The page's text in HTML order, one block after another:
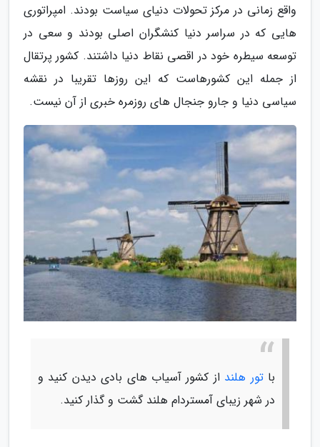
واقع زمانی در مرکز تحولات دنیای سیاست بودند. امپراتوری
هایی که در سراسر دنیا کنشگران اصلی بودند و سعی در
توسعه سیطره خود در اقصی نقاط دنیا داشتند. کشور پرتقال
از جمله این کشورهاست که این روزها تقریبا در نقشه
سیاسی دنیا و جارو جنجال های روزمره خبری از آن نیست.
باتور هلند از کشور آسیاب های بادی دیدن کنید و
در شهر زیبای آمستردام هلند گشت و گذار کنید.